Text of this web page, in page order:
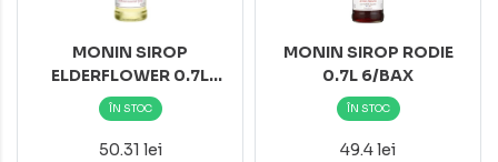
MONIN SIROP
ELDERFLOWER 0.7L
6/BAX
ÎN STOC
50.31 lei
MONIN SIROP RODIE
0.7L 6/BAX
ÎN STOC
49.4 lei